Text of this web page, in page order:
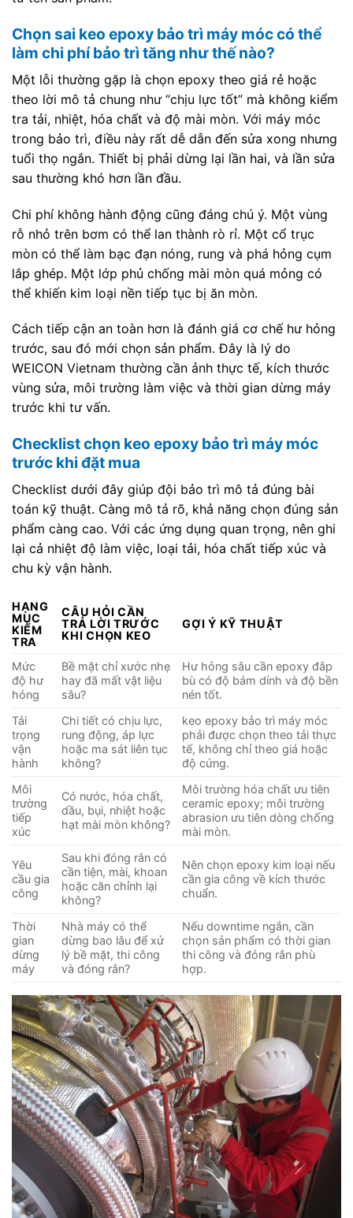
Chọn sai keo epoxy bảo trì máy móc có thể
làm chi phí bảo trì tăng như thế nào?
Một lỗi thường gặp là chọn epoxy theo giá rẻ hoặc
theo lời mô tả chung như “chịu lực tốt” mà không kiểm
tra tải, nhiệt, hóa chất và độ mài mòn. Với máy móc
trong bảo trì, điều này rất dễ dẫn đến sửa xong nhưng
tuổi thọ ngắn. Thiết bị phải dừng lại lần hai, và lần sửa
sau thường khó hơn lần đầu.
Chi phí không hành động cũng đáng chú ý. Một vùng
rỗ nhỏ trên bơm có thể lan thành rò rỉ. Một cổ trục
mòn có thể làm bạc đạn nóng, rung và phá hỏng cụm
lắp ghép. Một lớp phủ chống mài mòn quá mỏng có
thể khiến kim loại nền tiếp tục bị ăn mòn.
Cách tiếp cận an toàn hơn là đánh giá cơ chế hư hỏng
trước, sau đó mới chọn sản phẩm. Đây là lý do
WEICON Vietnam thường cần ảnh thực tế, kích thước
vùng sửa, môi trường làm việc và thời gian dừng máy
trước khi tư vấn.
Checklist chọn keo epoxy bảo trì máy móc
trước khi đặt mua
Checklist dưới đây giúp đội bảo trì mô tả đúng bài
toán kỹ thuật. Càng mô tả rõ, khả năng chọn đúng sản
phẩm càng cao. Với các ứng dụng quan trọng, nên ghi
lại cả nhiệt độ làm việc, loại tải, hóa chất tiếp xúc và
chu kỳ vận hành.
HẠNG
MỤC
KIỂM
TRA
CÂU HỎI CẦN
TRẢ LỜI TRƯỚC
KHI CHỌN KEO
GỢI Ý KỸ THUẬT
Mức
độ hư
hỏng
Bề mặt chỉ xước nhẹ
hay đã mất vật liệu
sâu?
Hư hỏng sâu cần epoxy đắp
bù có độ bám dính và độ bền
nén tốt.
Tải
trọng
vận
hành
Chi tiết có chịu lực,
rung động, áp lực
hoặc ma sát liên tục
không?
keo epoxy bảo trì máy móc
phải được chọn theo tải thực
tế, không chỉ theo giá hoặc
độ cứng.
Môi
trường
tiếp
xúc
Có nước, hóa chất,
dầu, bụi, nhiệt hoặc
hạt mài mòn không?
Môi trường hóa chất ưu tiên
ceramic epoxy; môi trường
abrasion ưu tiên dòng chống
mài mòn.
Yêu
cầu gia
công
Sau khi đóng rắn có
cần tiện, mài, khoan
hoặc căn chỉnh lại
không?
Nên chọn epoxy kim loại nếu
cần gia công về kích thước
chuẩn.
Thời
gian
dừng
máy
Nhà máy có thể
dừng bao lâu để xử
lý bề mặt, thi công
và đóng rắn?
Nếu downtime ngắn, cần
chọn sản phẩm có thời gian
thi công và đóng rắn phù
hợp.